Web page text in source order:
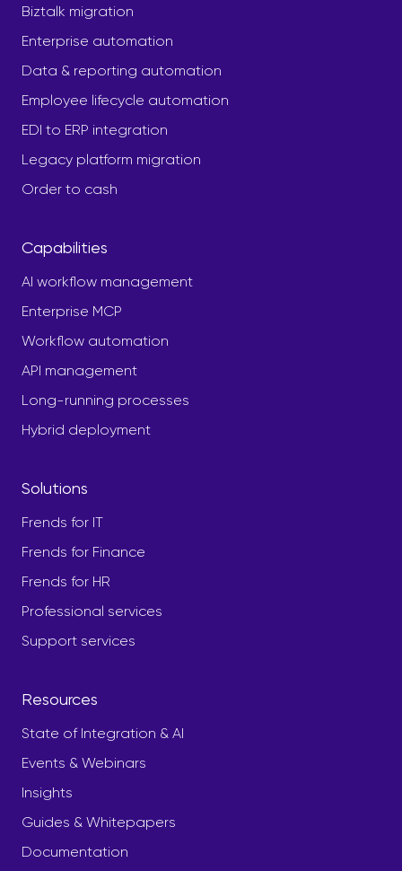
Biztalk migration
Enterprise automation
Data & reporting automation
Employee lifecycle automation
EDI to ERP integration
Legacy platform migration
Order to cash
Capabilities
AI workflow management
Enterprise MCP
Workflow automation
API management
Long-running processes
Hybrid deployment
Solutions
Frends for IT
Frends for Finance
Frends for HR
Professional services
Support services
Resources
State of Integration & AI
Events & Webinars
Insights
Guides & Whitepapers
Documentation